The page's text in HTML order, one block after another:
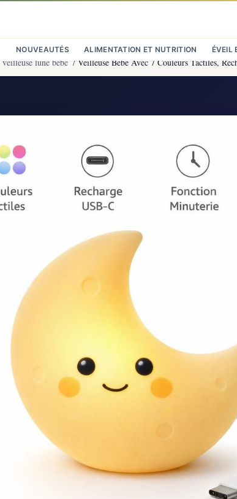
NOUVEAUTÉS ALIMENTATION ET NUTRITION ÉVEIL
veilleuse lune bebe / Veilleuse Bébé Avec 7 Couleurs Tactiles,